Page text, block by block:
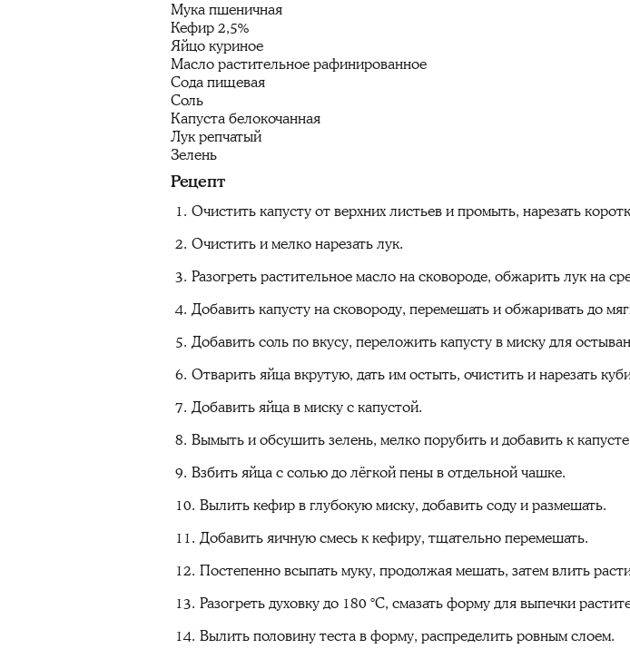
Мука пшеничная
Кефир 2,5%
Яйцо куриное
Масло растительное рафинированное
Сода пищевая
Соль
Капуста белокочанная
Лук репчатый
Зелень
Рецепт
Очистить капусту от верхних листьев и промыть, нарезать
Очистить и мелко нарезать лук.
Разогреть растительное масло на сковороде, обжарить лук на
Добавить капусту на сковороду, перемешать и обжаривать до
Добавить соль по вкусу, переложить капусту в миску для
Отварить яйца вкрутую, дать им остыть, очистить и нарезать
Добавить яйца в миску с капустой.
Вымыть и обсушить зелень, мелко порубить и добавить к
Взбить яйца с солью до лёгкой пены в отдельной чашке.
Вылить кефир в глубокую миску, добавить соду и размешать.
Добавить яичную смесь к кефиру, тщательно перемешать.
Постепенно всыпать муку, продолжая мешать, затем влить
Разогреть духовку до 180 °C, смазать форму для выпечки
Вылить половину теста в форму, распределить ровным слоем.